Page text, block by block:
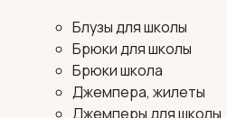
Блузы для школы
Брюки для школы
Брюки школа
Джемпера, жилеты
Джемперы для школы